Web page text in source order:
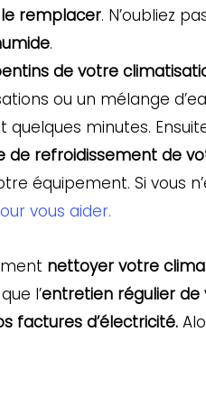
remplacer. N’oubliez
.
de votre
ou un mélange
quelques minutes.
de refroidissement de
équipement. Si vous
vous aider.
nettoyer votre
l’entretien régulier
factures d’électricité.